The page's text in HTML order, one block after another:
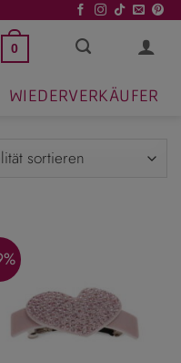
0
WIEDERVERKÄUFER